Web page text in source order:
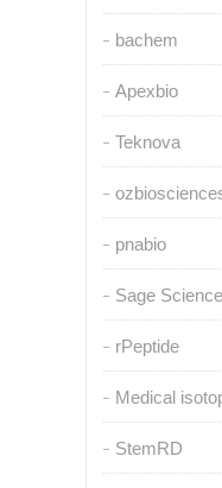
bachem
Apexbio
Teknova
pnabio
Sage Science
rPeptide
Medical
StemRD